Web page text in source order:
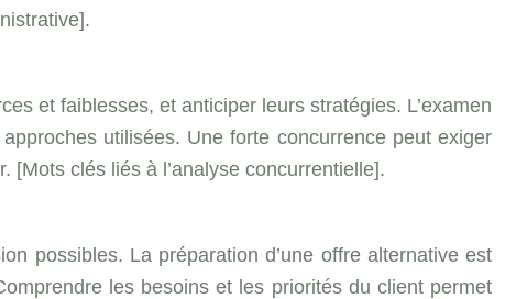
et faiblesses, et anticiper leurs stratégies. L’examen
utilisées. Une forte concurrence peut exiger
clés liés à l’analyse concurrentielle].
possibles. La préparation d’une offre alternative est
les besoins et les priorités du client permet